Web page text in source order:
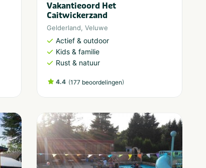
Vakantieoord Het
Caitwickerzand
Gelderland, Veluwe
Actief & outdoor
Kids & familie
Rust & natuur
4.4 (177 beoordelingen)